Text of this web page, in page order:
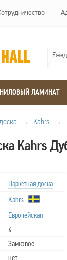
ЛАМИНАТ
→ Kahrs →
Kahrs
Паркетная доска
Kahrs
Европейская
6
Замковое
нет